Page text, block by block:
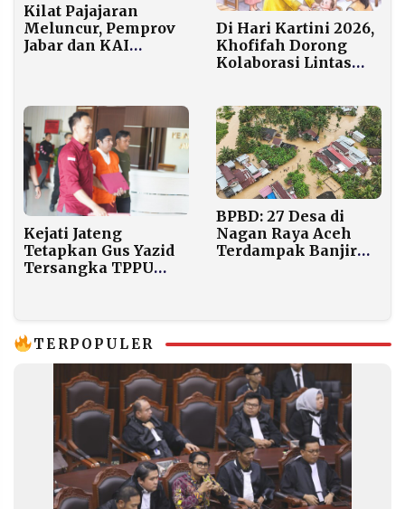
Kilat Pajajaran
Meluncur, Pemprov
Jabar dan KAI
Di Hari Kartini 2026,
Khofifah Dorong
Kolaborasi Lintas
di Jawa Timur
Kejati Jateng
Tetapkan Gus Yazid
Tersangka TPPU
BPBD: 27 Desa di
Nagan Raya Aceh
Terdampak Banjir
TERPOPULER